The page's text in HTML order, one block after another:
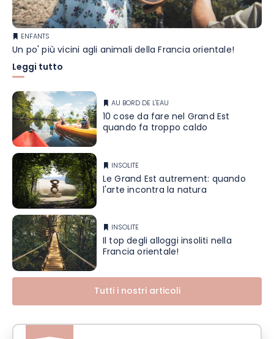
ENFANTS
Un po' più vicini agli animali della Francia orientale!
Leggi tutto
AU BORD DE L'EAU
10 cose da fare nel Grand Est
quando fa troppo caldo
INSOLITE
Le Grand Est autrement: quando
l'arte incontra la natura
INSOLITE
Il top degli alloggi insoliti nella
Francia orientale!
Tutti i nostri articoli